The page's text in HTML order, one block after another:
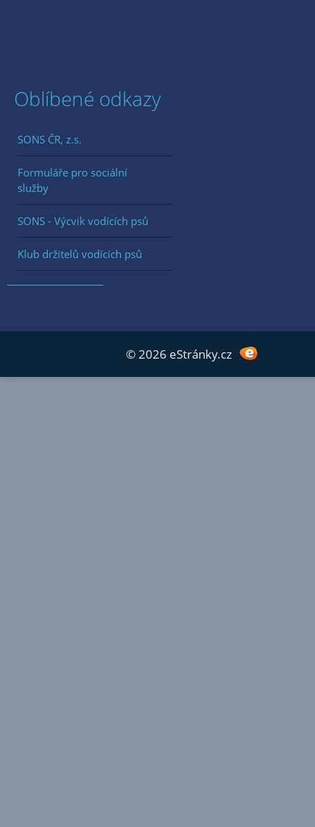
Oblíbené odkazy
SONS ČR, z.s.
Formuláře pro sociální
služby
SONS - Výcvik vodících psů
Klub držitelů vodících psů
© 2026 eStránky.cz